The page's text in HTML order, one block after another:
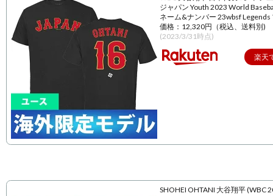
ジャパン Youth 2023 World
ネーム&ナンバー 23wbsf Legends
価格：12,320円（税込、送料別)
(2023/3/31時点)
楽天
SHOHEI OHTANI 大谷翔平 (WBC